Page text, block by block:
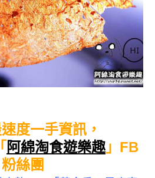
度一手資訊，
阿綿淘食遊樂趣 」FB
粉絲團